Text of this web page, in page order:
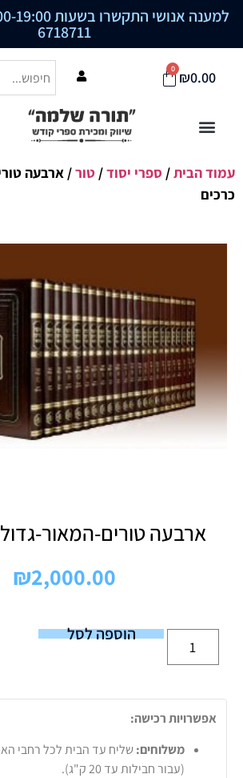
למענה אנושי התקשרו בשעות 09:00-19:00 לטלפון
6718711
₪0.00
0
עמוד הבית/ ספרי יסוד/ טור
כרכים
ארבעה טורים-המאור-גדול 23 כרכים
₪2,000.00
הוספה לסל
אפשרויות רכישה:
משלוחים:
(עבור חבילות עד 20 ק"ג).